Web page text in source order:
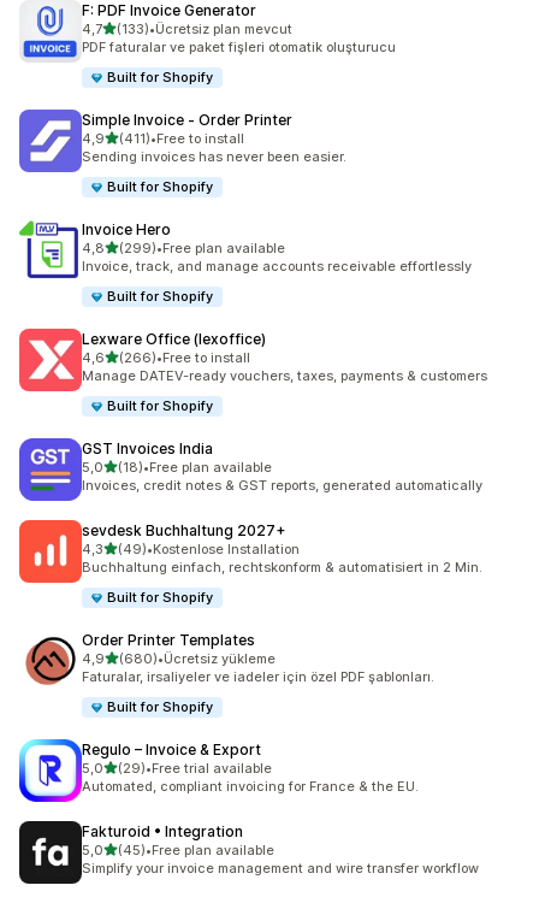
F: PDF Invoice Generator
4,75 yıldız üzerinden
(133)
toplam 133 değerlendirme
•Ücretsiz plan mevcut
PDF faturalar ve paket fişleri otomatik oluşturucu
Built for Shopify
Simple Invoice ‑ Order Printer
4,95 yıldız üzerinden
(411)
toplam 411 değerlendirme
•Free to install
Sending invoices has never been easier.
Built for Shopify
Invoice Hero
4,85 yıldız üzerinden
(299)
toplam 299 değerlendirme
•Free plan available
Invoice, track, and manage accounts receivable effortlessly
Built for Shopify
Lexware Office (lexoffice)
4,65 yıldız üzerinden
(266)
toplam 266 değerlendirme
•Free to install
Manage DATEV-ready vouchers, taxes, payments & customers
Built for Shopify
GST Invoices India
5,05 yıldız üzerinden
(18)
toplam 18 değerlendirme
•Free plan available
Invoices, credit notes & GST reports, generated automatically
sevdesk Buchhaltung 2027+
4,35 yıldız üzerinden
(49)
toplam 49 değerlendirme
•Kostenlose Installation
Buchhaltung einfach, rechtskonform & automatisiert in 2 Min.
Built for Shopify
Order Printer Templates
4,95 yıldız üzerinden
(680)
toplam 680 değerlendirme
•Ücretsiz yükleme
Faturalar, irsaliyeler ve iadeler için özel PDF şablonları.
Built for Shopify
Regulo – Invoice & Export
5,05 yıldız üzerinden
(29)
toplam 29 değerlendirme
•Free trial available
Automated, compliant invoicing for France & the EU.
Fakturoid • Integration
5,05 yıldız üzerinden
(45)
toplam 45 değerlendirme
•Free plan available
Simplify your invoice management and wire transfer workflow